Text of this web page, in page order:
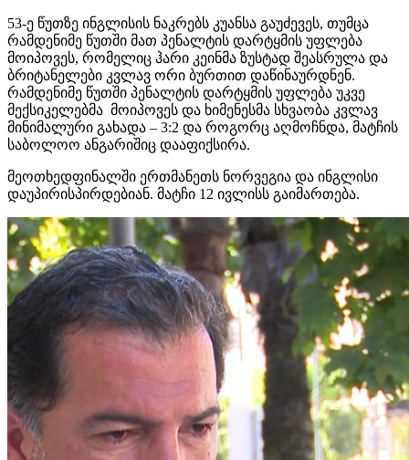
53-ე წუთზე ინგლისის ნაკრებს კუანსა გაუძევეს, თუმცა
რამდენიმე წუთში მათ პენალტის დარტყმის უფლება
მოიპოვეს, რომელიც ჰარი კეინმა ზუსტად შეასრულა და
ბრიტანელები კვლავ ორი ბურთით დაწინაურდნენ.
რამდენიმე წუთში პენალტის დარტყმის უფლება უკვე
მექსიკელებმა მოიპოვეს და ხიმენესმა სხვაობა კვლავ
მინიმალური გახადა – 3:2 და როგორც აღმოჩნდა, მატჩის
საბოლოო ანგარიშიც დააფიქსირა.
მეოთხედფინალში ერთმანეთს ნორვეგია და ინგლისი
დაუპირისპირდებიან. მატჩი 12 ივლისს გაიმართება.